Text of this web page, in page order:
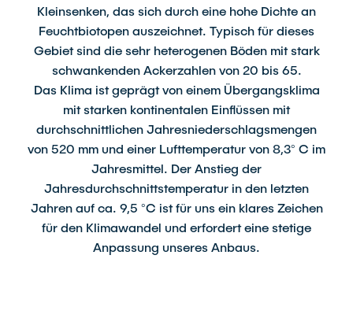
Kleinsenken, das sich durch eine hohe Dichte an
Feuchtbiotopen auszeichnet. Typisch für dieses
Gebiet sind die sehr heterogenen Böden mit stark
schwankenden Ackerzahlen von 20 bis 65.
Das Klima ist geprägt von einem Übergangsklima
mit starken kontinentalen Einflüssen mit
durchschnittlichen Jahresniederschlagsmengen
von 520 mm und einer Lufttemperatur von 8,3° C im
Jahresmittel. Der Anstieg der
Jahresdurchschnittstemperatur in den letzten
Jahren auf ca. 9,5 °C ist für uns ein klares Zeichen
für den Klimawandel und erfordert eine stetige
Anpassung unseres Anbaus.